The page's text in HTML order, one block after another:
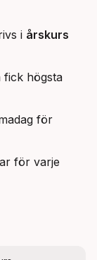
i årskurs
fick högsta
för
för varje